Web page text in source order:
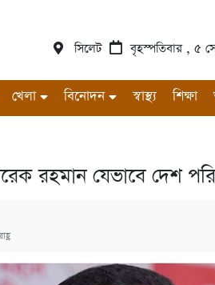
সিলেট বৃহস্পতিবার , ৫
খেলা বিনোদন স্বাস্থ্য শিক্ষা
রহমান যেভাবে দেশ